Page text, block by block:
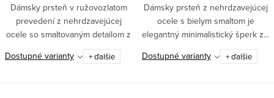
Dámsky prsteň v ružovozlatom
prevedení z nehrdzavejúcej
ocele so smaltovaným detailom z
kolekcie...
Dostupné varianty + ďalšie
Dámsky prsteň z nehrdzavejúcej
ocele s bielym smaltom je
elegantný minimalistický šperk z...
Dostupné varianty
+ ďalšie